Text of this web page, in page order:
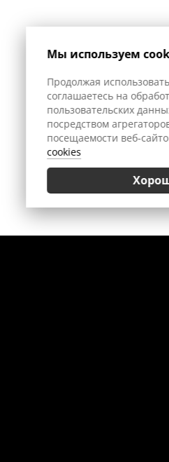
Мы используем
Продолжая
соглашаетесь на
пользовательских
посредством
посещаемости веб-
cookies